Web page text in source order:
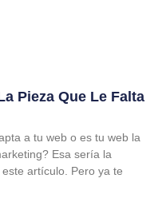
Pieza Que Le Falta
a tu web o es tu web la
Esa sería la
artículo. Pero ya te